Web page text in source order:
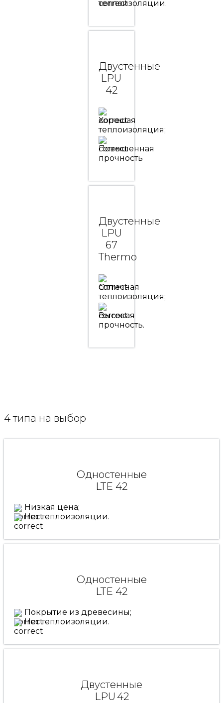
теплоизоляции.
Двустенные
LPU
42
Хорошая
теплоизоляция;
Повышенная
прочность
Двустенные
LPU
67
Thermo
Отличная
теплоизоляция;
Высокая
прочность.
4 типа на выбор
Одностенные
LTE 42
Низкая цена;
Нет теплоизоляции.
Одностенные
LTE 42
Покрытие из древесины;
Нет теплоизоляции.
Двустенные
LPU 42